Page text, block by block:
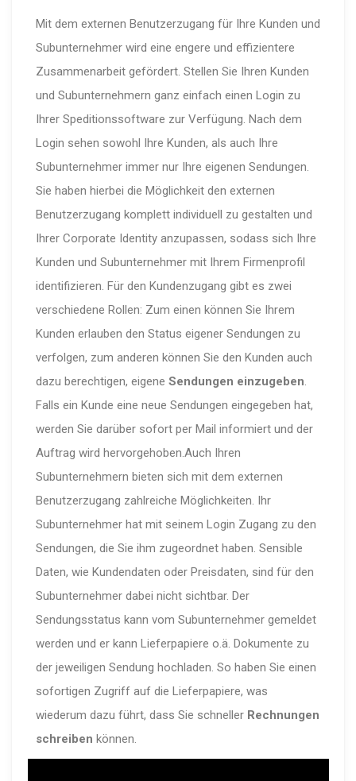
Mit dem externen Benutzerzugang für Ihre Kunden und
Subunternehmer wird eine engere und effizientere
Zusammenarbeit gefördert. Stellen Sie Ihren Kunden
und Subunternehmern ganz einfach einen Login zu
Ihrer Speditionssoftware zur Verfügung. Nach dem
Login sehen sowohl Ihre Kunden, als auch Ihre
Subunternehmer immer nur Ihre eigenen Sendungen.
Sie haben hierbei die Möglichkeit den externen
Benutzerzugang komplett individuell zu gestalten und
Ihrer Corporate Identity anzupassen, sodass sich Ihre
Kunden und Subunternehmer mit Ihrem Firmenprofil
identifizieren. Für den Kundenzugang gibt es zwei
verschiedene Rollen: Zum einen können Sie Ihrem
Kunden erlauben den Status eigener Sendungen zu
verfolgen, zum anderen können Sie den Kunden auch
dazu berechtigen, eigene Sendungen einzugeben.
Falls ein Kunde eine neue Sendungen eingegeben hat,
werden Sie darüber sofort per Mail informiert und der
Auftrag wird hervorgehoben.Auch Ihren
Subunternehmern bieten sich mit dem externen
Benutzerzugang zahlreiche Möglichkeiten. Ihr
Subunternehmer hat mit seinem Login Zugang zu den
Sendungen, die Sie ihm zugeordnet haben. Sensible
Daten, wie Kundendaten oder Preisdaten, sind für den
Subunternehmer dabei nicht sichtbar. Der
Sendungsstatus kann vom Subunternehmer gemeldet
werden und er kann Lieferpapiere o.ä. Dokumente zu
der jeweiligen Sendung hochladen. So haben Sie einen
sofortigen Zugriff auf die Lieferpapiere, was
wiederum dazu führt, dass Sie schneller Rechnungen
schreiben können.